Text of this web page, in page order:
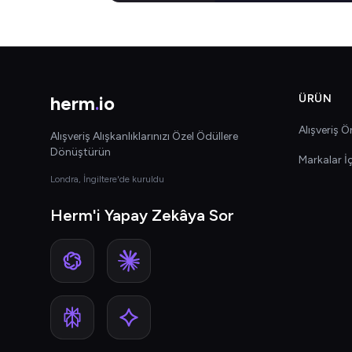
herm.io
Alışveriş Alışkanlıklarınızı Özel Ödüllere
Dönüştürün
Londra, İngiltere'de kuruldu
Herm'i Yapay Zekâya Sor
ÜRÜN
Alışveriş
Markalar